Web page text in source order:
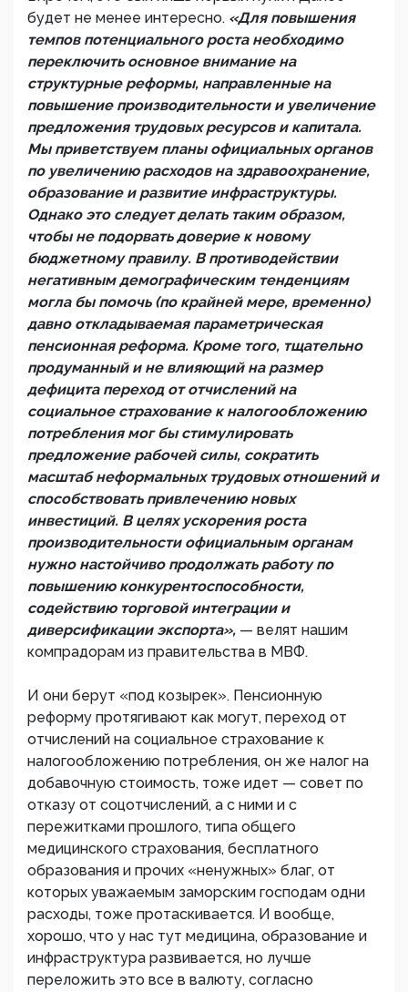
будет не менее интересно. «Для повышения
темпов потенциального роста необходимо
переключить основное внимание на
структурные реформы, направленные на
повышение производительности и увеличение
предложения трудовых ресурсов и капитала.
Мы приветствуем планы официальных органов
по увеличению расходов на здравоохранение,
образование и развитие инфраструктуры.
Однако это следует делать таким образом,
чтобы не подорвать доверие к новому
бюджетному правилу. В противодействии
негативным демографическим тенденциям
могла бы помочь (по крайней мере, временно)
давно откладываемая параметрическая
пенсионная реформа. Кроме того, тщательно
продуманный и не влияющий на размер
дефицита переход от отчислений на
социальное страхование к налогообложению
потребления мог бы стимулировать
предложение рабочей силы, сократить
масштаб неформальных трудовых отношений и
способствовать привлечению новых
инвестиций. В целях ускорения роста
производительности официальным органам
нужно настойчиво продолжать работу по
повышению конкурентоспособности,
содействию торговой интеграции и
диверсификации экспорта», — велят нашим
компрадорам из правительства в МВФ.
И они берут «под козырек». Пенсионную
реформу протягивают как могут, переход от
отчислений на социальное страхование к
налогообложению потребления, он же налог на
добавочную стоимость, тоже идет — совет по
отказу от соцотчислений, а с ними и с
пережитками прошлого, типа общего
медицинского страхования, бесплатного
образования и прочих «ненужных» благ, от
которых уважаемым заморским господам одни
расходы, тоже протаскивается. И вообще,
хорошо, что у нас тут медицина, образование и
инфраструктура развивается, но лучше
переложить это все в валюту, согласно